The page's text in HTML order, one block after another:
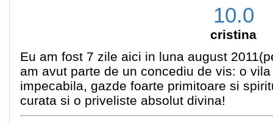
10.0
cristina
Eu am fost 7 zile aici in luna august
am avut parte de un concediu de vis: o
impecabila, gazde foarte primitoare si
curata si o priveliste absolut divina!